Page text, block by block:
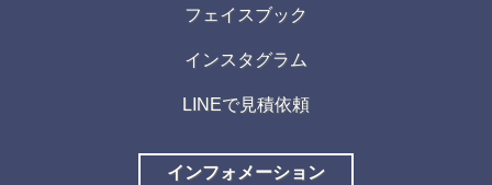
フェイスブック
インスタグラム
LINEで見積依頼
インフォメーション